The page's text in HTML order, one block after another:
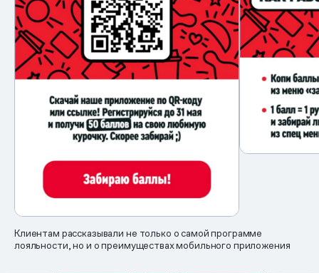
Клиентам рассказывали не только о самой программе
лояльности, но и о преимуществах мобильного приложения